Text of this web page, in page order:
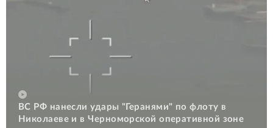
ВС РФ нанесли удары "Геранями" по флоту в
Николаеве и в Черноморской оперативной зоне